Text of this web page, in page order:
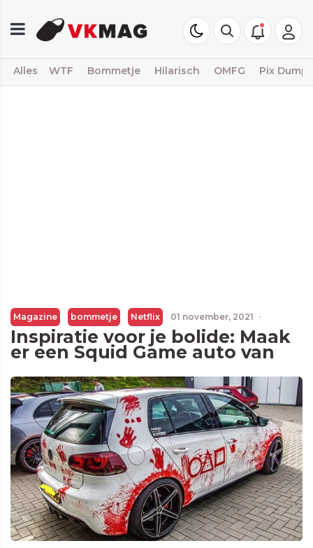
Alles WTF Bommetje Hilarisch OMFG Pix Dump
Magazine bommetje Netflix 01 november, 2021 ·
Inspiratie voor je bolide: Maak
er een Squid Game auto van